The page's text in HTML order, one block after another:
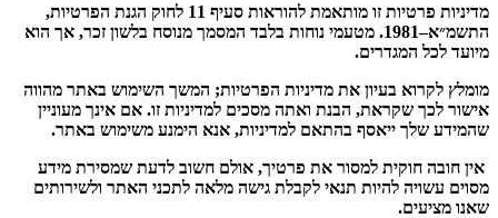
מדיניות פרטיות זו מותאמת להוראות סעיף 11 לחוק הגנת הפרטיות,
התשמ״א–1981. מטעמי נוחות בלבד המסמך מנוסח בלשון זכר, אך הוא
מיועד לכל המגדרים.
מומלץ לקרוא בעיון את מדיניות הפרטיות; המשך השימוש באתר מהווה
אישור לכך שקראת, הבנת ואתה מסכים למדיניות זו. אם אינך מעוניין
שהמידע שלך ייאסף בהתאם למדיניות, אנא הימנע משימוש באתר.
אין חובה חוקית למסור את פרטיך, אולם חשוב לדעת שמסירת מידע
מסוים עשויה להיות תנאי לקבלת גישה מלאה לתכני האתר ולשירותים
שאנו מציעים.